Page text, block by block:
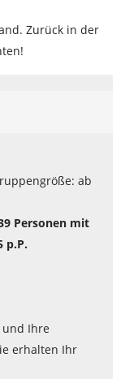
Zurück in der
ab
Personen mit
p.P.
Ihre
erhalten Ihr